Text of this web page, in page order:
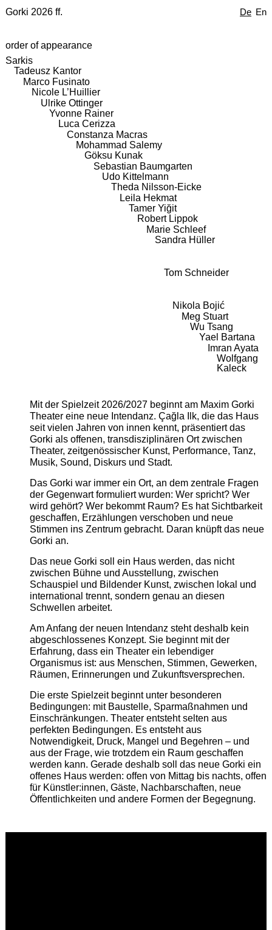
De En
Gorki 2026 ff.
order of appearance
Sarkis
Tadeusz Kantor
Marco Fusinato
Nicole L’Huillier
Ulrike Ottinger
Yvonne Rainer
Luca Cerizza
Constanza Macras
Mohammad Salemy
Göksu Kunak
Sebastian Baumgarten
Udo Kittelmann
Theda Nilsson-Eicke
Leila Hekmat
Tamer Yiğit
Robert Lippok
Marie Schleef
Sandra Hüller
Tom Schneider
Nikola Bojić
Meg Stuart
Wu Tsang
Yael Bartana
Imran Ayata
Wolfgang
Kaleck
Mit der Spielzeit 2026/2027 beginnt am Maxim Gorki
Theater eine neue Intendanz. Çağla Ilk, die das Haus
seit vielen Jahren von innen kennt, präsentiert das
Gorki als offenen, transdisziplinären Ort zwischen
Theater, zeitgenössischer Kunst, Performance, Tanz,
Musik, Sound, Diskurs und Stadt.
Das Gorki war immer ein Ort, an dem zentrale Fragen
der Gegenwart formuliert wurden: Wer spricht? Wer
wird gehört? Wer bekommt Raum? Es hat Sichtbarkeit
geschaffen, Erzählungen verschoben und neue
Stimmen ins Zentrum gebracht. Daran knüpft das neue
Gorki an.
Das neue Gorki soll ein Haus werden, das nicht
zwischen Bühne und Ausstellung, zwischen
Schauspiel und Bildender Kunst, zwischen lokal und
international trennt, sondern genau an diesen
Schwellen arbeitet.
Am Anfang der neuen Intendanz steht deshalb kein
abgeschlossenes Konzept. Sie beginnt mit der
Erfahrung, dass ein Theater ein lebendiger
Organismus ist: aus Menschen, Stimmen, Gewerken,
Räumen, Erinnerungen und Zukunftsversprechen.
Die erste Spielzeit beginnt unter besonderen
Bedingungen: mit Baustelle, Sparmaßnahmen und
Einschränkungen. Theater entsteht selten aus
perfekten Bedingungen. Es entsteht aus
Notwendigkeit, Druck, Mangel und Begehren – und
aus der Frage, wie trotzdem ein Raum geschaffen
werden kann. Gerade deshalb soll das neue Gorki ein
offenes Haus werden: offen von Mittag bis nachts, offen
für Künstler:innen, Gäste, Nachbarschaften, neue
Öffentlichkeiten und andere Formen der Begegnung.